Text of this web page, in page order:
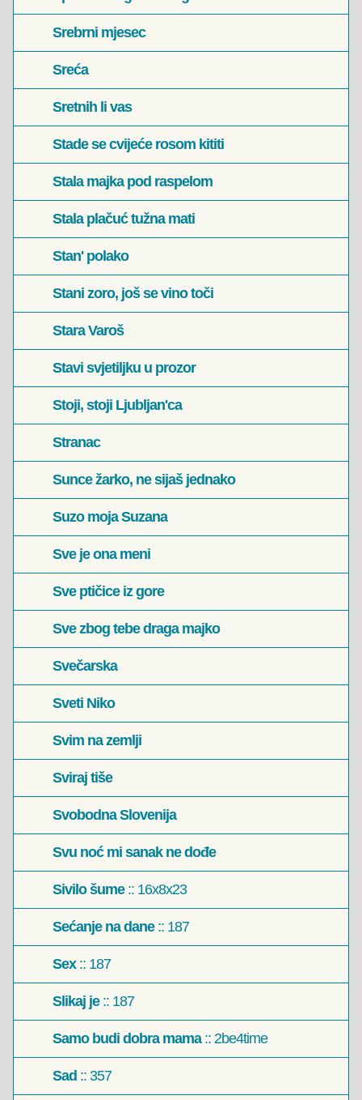
Srebrni mjesec
Sreća
Sretnih li vas
Stade se cvijeće rosom kititi
Stala majka pod raspelom
Stala plačuć tužna mati
Stan' polako
Stani zoro, još se vino toči
Stara Varoš
Stavi svjetiljku u prozor
Stoji, stoji Ljubljan'ca
Stranac
Sunce žarko, ne sijaš jednako
Suzo moja Suzana
Sve je ona meni
Sve ptičice iz gore
Sve zbog tebe draga majko
Svečarska
Sveti Niko
Svim na zemlji
Sviraj tiše
Svobodna Slovenija
Svu noć mi sanak ne dođe
Sivilo šume:: 16x8x23
Sećanje na dane:: 187
Sex:: 187
Slikaj je:: 187
Samo budi dobra mama:: 2be4time
Sad :: 357